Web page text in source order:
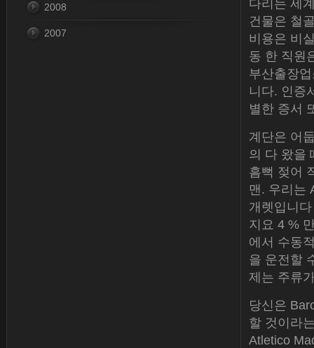
다리는 세
건물은 철
비용은 비
동 한 직원
부산출장
니다. 인증
별한 증서
계단은 어
의 다 왔을
흠뻑 젖어
맨. 우리는
개렛입니
지요 4 %
에서 수동
을 운전할
제는 주류
당신은
할 것이라
Atletico
2008
2007